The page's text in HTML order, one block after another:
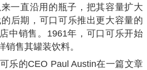
一直沿用的瓶子，把其容量扩大
后期，可口可乐推出更大容量的
中销售。1961年，可口可乐开始
销售其罐装饮料。
乐的CEO Paul Austin在一篇文章